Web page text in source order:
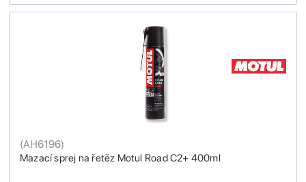
Mazací sprej na řetěz Motul Road C2+ 400ml
(AH6196)